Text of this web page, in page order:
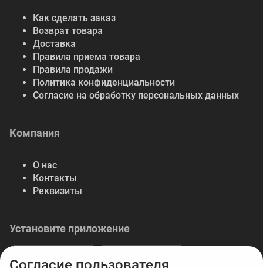
Как сделать заказ
Возврат товара
Доставка
Правила приема товара
Правила продажи
Политика конфиденциальности
Согласие на обработку персональных данных
Компания
О нас
Контакты
Реквизиты
Установите приложение